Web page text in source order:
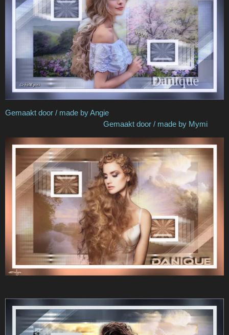
Gemaakt door / made by Angie
Gemaakt door / made by Mymi